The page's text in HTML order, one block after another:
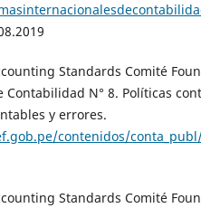
Standards Comité
N° 8. Políticas
y errores.
contenidos/
Standards Comité